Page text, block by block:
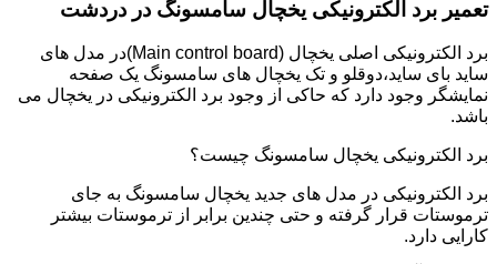
تعمیر برد الکترونیکی یخچال سامسونگ در دردشت
برد الکترونیکی اصلی یخچال (Main control board)در مدل های
ساید بای ساید،دوقلو و تک یخچال های سامسونگ یک صفحه
نمایشگر وجود دارد که حاکی از وجود برد الکترونیکی در یخچال می
باشد.
برد الکترونیکی یخچال سامسونگ چیست؟
برد الکترونیکی در مدل های جدید یخچال سامسونگ به جای
ترموستات قرار گرفته و حتی چندین برابر از ترموستات بیشتر
کارایی دارد.